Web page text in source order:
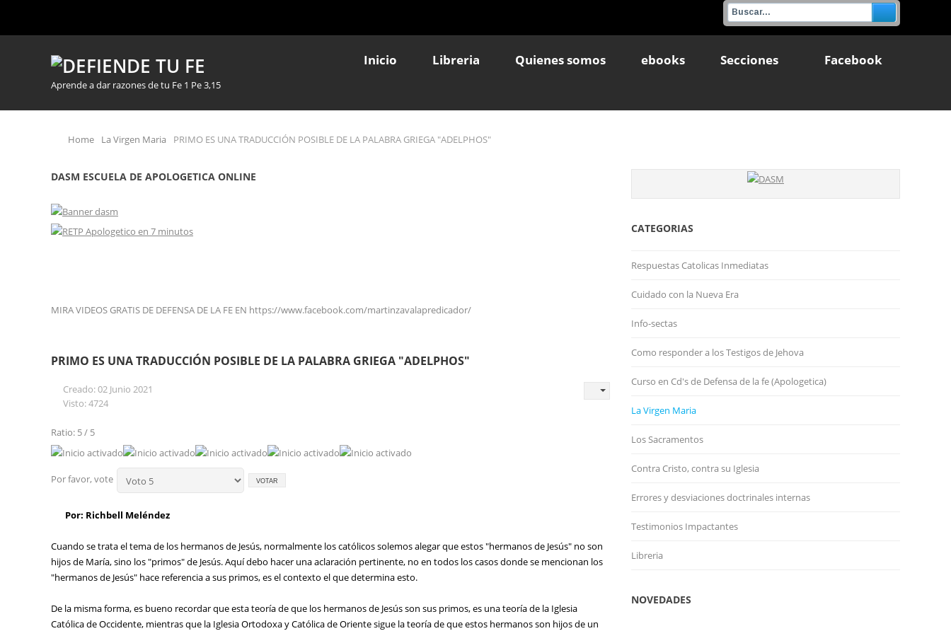
Aprende a dar razones de tu Fe 1 Pe 3,15
Inicio Libreria Quienes somos ebooks Secciones Facebook
Home La Virgen Maria PRIMO ES UNA TRADUCCIÓN POSIBLE DE LA PALABRA GRIEGA "ADELPHOS"
DASM ESCUELA DE APOLOGETICA ONLINE
MIRA VIDEOS GRATIS DE DEFENSA DE LA FE EN https://www.facebook.com/martinzavalapredicador/
PRIMO ES UNA TRADUCCIÓN POSIBLE DE LA PALABRA GRIEGA "ADELPHOS"
Creado: 02 Junio 2021
Visto: 4724
Ratio: 5 / 5
Por favor, vote
Por: Richbell Meléndez
Cuando se trata el tema de los hermanos de Jesús, normalmente los católicos solemos alegar que estos "hermanos de Jesús" no son
hijos de María, sino los "primos" de Jesús. Aquí debo hacer una aclaración pertinente, no en todos los casos donde se mencionan los
"hermanos de Jesús" hace referencia a sus primos, es el contexto el que determina esto.
De la misma forma, es bueno recordar que esta teoría de que los hermanos de Jesús son sus primos, es una teoría de la Iglesia
Católica de Occidente, mientras que la Iglesia Ortodoxa y Católica de Oriente sigue la teoría de que estos hermanos son hijos de un
CATEGORIAS
Respuestas Catolicas Inmediatas
Cuidado con la Nueva Era
Info-sectas
Como responder a los Testigos de Jehova
Curso en Cd's de Defensa de la fe (Apologetica)
La Virgen Maria
Los Sacramentos
Contra Cristo, contra su Iglesia
Errores y desviaciones doctrinales internas
Testimonios Impactantes
Libreria
NOVEDADES